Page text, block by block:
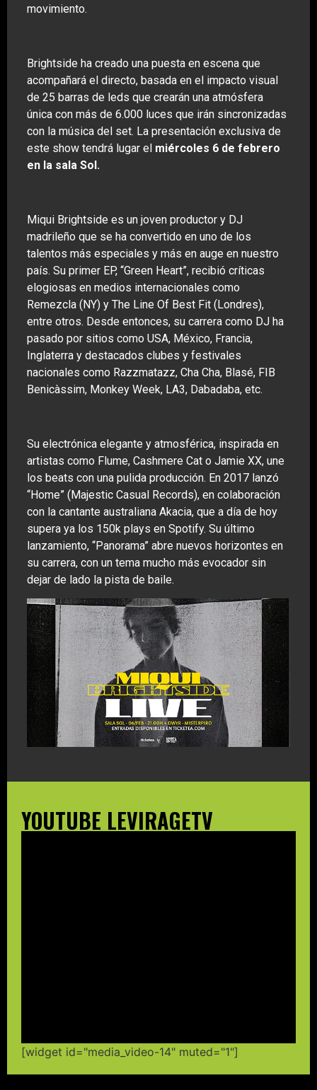
movimiento.
Brightside ha creado una puesta en escena que
acompañará el directo, basada en el impacto visual
de 25 barras de leds que crearán una atmósfera
única con más de 6.000 luces que irán sincronizadas
con la música del set. La presentación exclusiva de
este show tendrá lugar el miércoles 6 de febrero
en la sala Sol.
Miqui Brightside es un joven productor y DJ
madrileño que se ha convertido en uno de los
talentos más especiales y más en auge en nuestro
país. Su primer EP, “Green Heart”, recibió críticas
elogiosas en medios internacionales como
Remezcla (NY) y The Line Of Best Fit (Londres),
entre otros. Desde entonces, su carrera como DJ ha
pasado por sitios como USA, México, Francia,
Inglaterra y destacados clubes y festivales
nacionales como Razzmatazz, Cha Cha, Blasé, FIB
Benicàssim, Monkey Week, LA3, Dabadaba, etc.
Su electrónica elegante y atmosférica, inspirada en
artistas como Flume, Cashmere Cat o Jamie XX, une
los beats con una pulida producción. En 2017 lanzó
“Home” (Majestic Casual Records), en colaboración
con la cantante australiana Akacia, que a día de hoy
supera ya los 150k plays en Spotify. Su último
lanzamiento, “Panorama” abre nuevos horizontes en
su carrera, con un tema mucho más evocador sin
dejar de lado la pista de baile.
YOUTUBE LEVIRAGETV
[widget id="media_video-14" muted="1"]